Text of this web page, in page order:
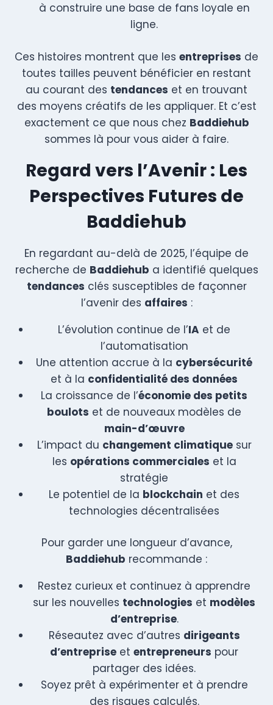
à construire une base de fans loyale en
ligne.
Ces histoires montrent que les entreprises de
toutes tailles peuvent bénéficier en restant
au courant des tendances et en trouvant
des moyens créatifs de les appliquer. Et c’est
exactement ce que nous chez Baddiehub
sommes là pour vous aider à faire.
Regard vers l’Avenir : Les
Perspectives Futures de
Baddiehub
En regardant au-delà de 2025, l’équipe de
recherche de Baddiehub a identifié quelques
tendances clés susceptibles de façonner
l’avenir des affaires :
L’évolution continue de l’IA et de
l’automatisation
Une attention accrue à la cybersécurité
et à la confidentialité des données
La croissance de l’économie des petits
boulots et de nouveaux modèles de
main-d’œuvre
L’impact du changement climatiquesur
les opérations commerciales et la
stratégie
Le potentiel de la blockchain et des
technologies décentralisées
Pour garder une longueur d’avance,
Baddiehub recommande :
Restez curieux et continuez à apprendre
sur les nouvelles technologies et modèles
d’entreprise.
Réseautez avec d’autres dirigeants
d’entreprise etentrepreneurs pour
partager des idées.
Soyez prêt à expérimenter et à prendre
des risques calculés.